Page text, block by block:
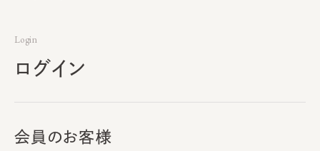
Login
ログイン
会員のお客様